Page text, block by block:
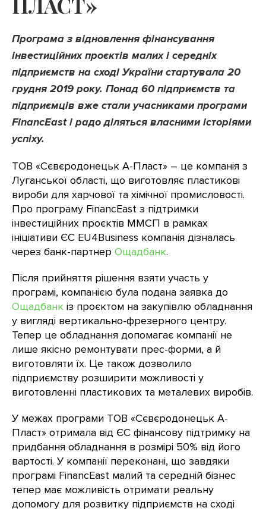
Програма з відновлення фінансування
інвестиційних проєктів малих і середніх
підприємств на сході України стартувала 20
грудня 2019 року. Понад 60 підприємств та
підприємців вже стали учасниками програми
FinancEast і радо діляться власними історіями
успіху.
ТОВ «Сєвєродонецьк А-Пласт» – це компанія з
Луганської області, що виготовляє пластикові
вироби для харчової та хімічної промисловості.
Про програму FinancEast з підтримки
інвестиційних проєктів ММСП в рамках
ініціативи ЄС EU4Business компанія дізналась
через банк-партнер Ощадбанк.
Після прийняття рішення взяти участь у
програмі, компанією була подана заявка до
Ощадбанк із проєктом на закупівлю обладнання
у вигляді вертикально-фрезерного центру.
Тепер це обладнання допомагає компанії не
лише якісно ремонтувати прес-форми, а й
виготовляти їх. Це також дозволило
підприємству розширити можливості у
виготовленні пластикових та металевих виробів.
У межах програми ТОВ «Сєвєродонецьк А-
Пласт» отримала від ЄС фінансову підтримку на
придбання обладнання в розмірі 50% від його
вартості. У компанії переконані, що завдяки
програмі FinancEast малий та середній бізнес
тепер має можливість отримати реальну
допомогу для розвитку підприємств на сході